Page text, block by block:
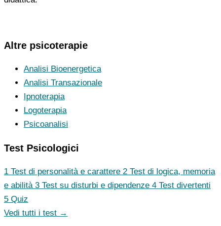
Altre psicoterapie
Analisi Bioenergetica
Analisi Transazionale
Ipnoterapia
Logoterapia
Psicoanalisi
Test Psicologici
1 Test di personalità e carattere 2 Test di logica, memoria
e abilità 3 Test su disturbi e dipendenze 4 Test divertenti
5 Quiz
Vedi tutti i test →